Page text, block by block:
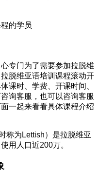
的学员
专门为了需要参加拉脱维
脱维亚语培训课程滚动开
课时、学费、开课时间、
询客服，也可以咨询客服
一起来看看具体课程介绍
称为Lettish）是拉脱维亚
用人口近200万。